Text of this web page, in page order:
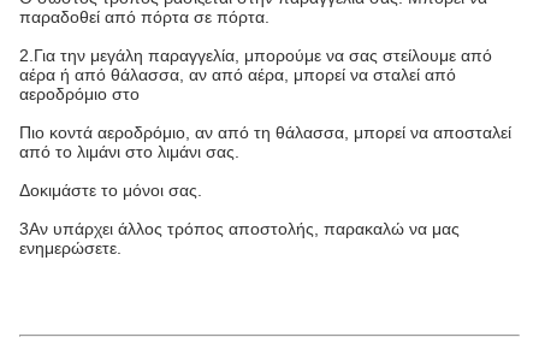
παραδοθεί από πόρτα σε πόρτα.
2.Για την μεγάλη παραγγελία, μπορούμε να σας στείλουμε από
αέρα ή από θάλασσα, αν από αέρα, μπορεί να σταλεί από
αεροδρόμιο στο
Πιο κοντά αεροδρόμιο, αν από τη θάλασσα, μπορεί να αποσταλεί
από το λιμάνι στο λιμάνι σας.
Δοκιμάστε το μόνοι σας.
3Αν υπάρχει άλλος τρόπος αποστολής, παρακαλώ να μας
ενημερώσετε.